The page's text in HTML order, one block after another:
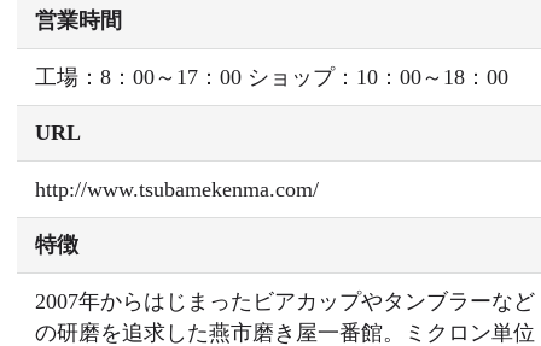
営業時間
工場：8：00～17：00 ショップ：10：00～18：00
URL
http://www.tsubamekenma.com/
特徴
2007年からはじまったビアカップやタンブラーなど
の研磨を追求した燕市磨き屋一番館。ミクロン単位